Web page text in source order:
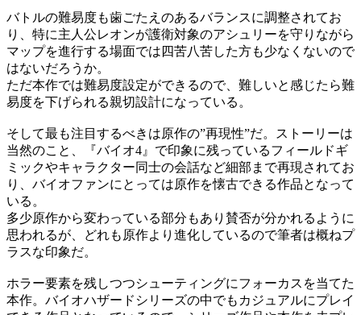
バトルの難易度も歯ごたえのあるバランスに調整されてお
り、特に主人公レオンが護衛対象のアシュリーを守りながら
マップを進行する場面では四苦八苦した方も少なくないので
はないだろうか。
ただ本作では難易度設定ができるので、難しいと感じたら難
易度を下げられる親切設計になっている。
そして最も注目するべきは原作の”再現性”だ。ストーリーは
当然のこと、『バイオ4』で印象に残っているフィールドギ
ミックやキャラクター同士の会話など細部まで再現されてお
り、バイオファンにとっては原作を懐古できる作品となって
いる。
多少原作から変わっている部分もあり賛否が分かれるように
思われるが、どれも原作より進化しているので筆者は概ねプ
ラスな印象だ。
ホラー要素を残しつつシューティングにフォーカスを当てた
本作。バイオハザードシリーズの中でもカジュアルにプレイ